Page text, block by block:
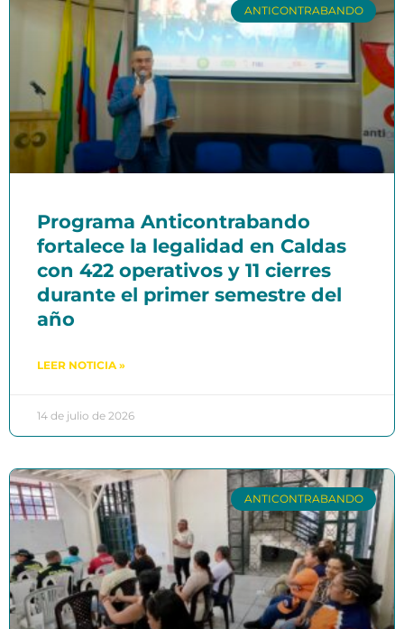
ANTICONTRABANDO
Programa Anticontrabando
fortalece la legalidad en Caldas
con 422 operativos y 11 cierres
durante el primer semestre del
año
LEER NOTICIA »
14 de julio de 2026
ANTICONTRABANDO